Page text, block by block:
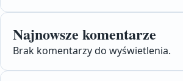
Najnowsze komentarze
Brak komentarzy do wyświetlenia.